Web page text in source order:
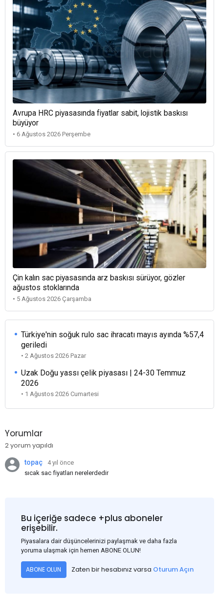
Avrupa HRC piyasasında fiyatlar sabit, lojistik baskısı
büyüyor
• 6 Ağustos 2026 Perşembe
Çin kalın sac piyasasında arz baskısı sürüyor, gözler
ağustos stoklarında
• 5 Ağustos 2026 Çarşamba
Türkiye'nin soğuk rulo sac ihracatı mayıs ayında %57,4
geriledi
• 2 Ağustos 2026 Pazar
Uzak Doğu yassı çelik piyasası | 24-30 Temmuz
2026
• 1 Ağustos 2026 Cumartesi
Yorumlar
2 yorum yapıldı
topaç
4 yıl önce
sıcak sac fiyatları nerelerdedir
Bu içeriğe sadece +plus aboneler
erişebilir.
Piyasalara dair düşüncelerinizi paylaşmak ve daha fazla
yoruma ulaşmak için hemen ABONE OLUN!
ABONE OLUN Zaten bir hesabınız varsa Oturum Açın